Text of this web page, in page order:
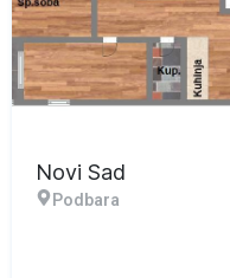
Novi Sad
Podbara